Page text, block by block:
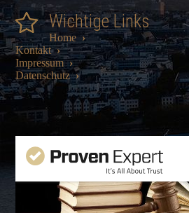
Wichtige Links
Home ›
Kontakt ›
Impressum ›
Datenschutz ›